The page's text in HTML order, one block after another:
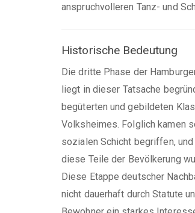
anspruchvolleren Tanz- und
Historische Bedeutung
Die dritte Phase der
liegt in dieser Tatsache
begüterten und gebildeten
Volksheimes. Folglich kamen
sozialen Schicht begriffen,
diese Teile der Bevölkerung
Diese Etappe deutscher
nicht dauerhaft durch Statute